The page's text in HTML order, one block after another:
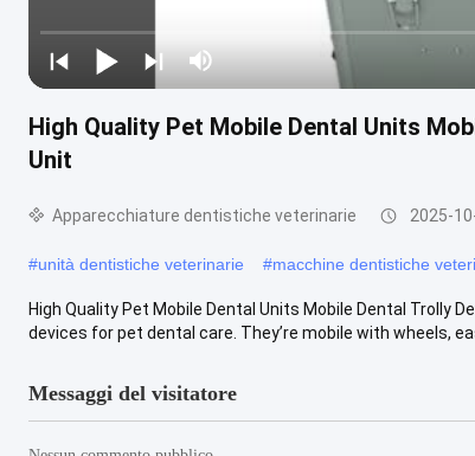
High Quality Pet Mobile Dental Units
Unit
Apparecchiature dentistiche veterinarie 2025-
#unità dentistiche veterinarie #macchine dentistiche
High Quality Pet Mobile Dental Units Mobile Dental Trolly
devices for pet dental care. They’re mobile with wheels,
Messaggi del visitatore